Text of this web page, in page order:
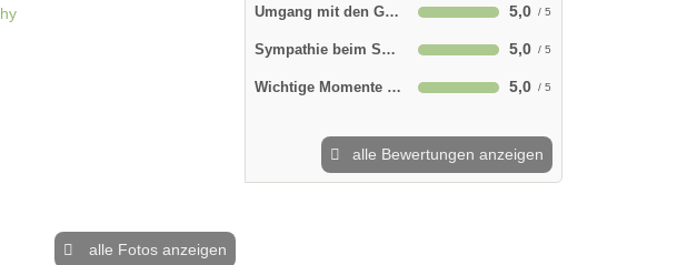
alle Fotos anzeigen
Umgang mit den Gästen 5,0
Sympathie beim Shooting 5,0
Wichtige Momente im Kasten 5,0
alle Bewertungen anzeigen